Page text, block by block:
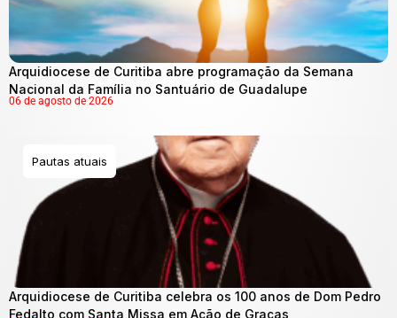
Arquidiocese de Curitiba abre programação da Semana
Nacional da Família no Santuário de Guadalupe
06 de agosto de 2026
Pautas atuais
Arquidiocese de Curitiba celebra os 100 anos de Dom Pedro
Fedalto com Santa Missa em Ação de Graças